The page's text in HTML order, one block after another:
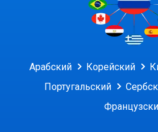
Арабский Корейский
Португальский